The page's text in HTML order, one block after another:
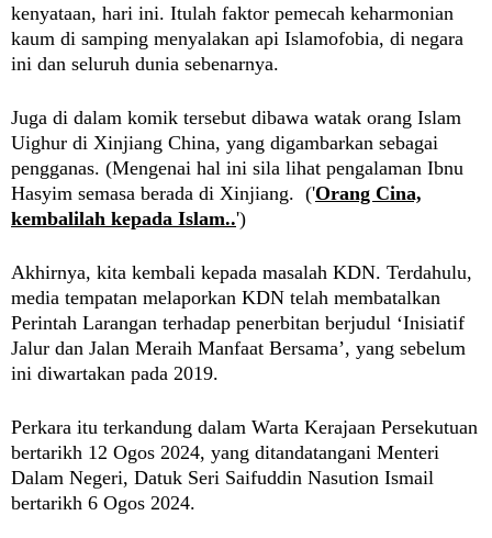
kenyataan, hari ini. Itulah faktor pemecah keharmonian
kaum di samping menyalakan api Islamofobia, di negara
ini dan seluruh dunia sebenarnya.
Juga di dalam komik tersebut dibawa watak orang Islam
Uighur di Xinjiang China, yang digambarkan sebagai
pengganas. (Mengenai hal ini sila lihat pengalaman Ibnu
Hasyim semasa berada di Xinjiang. ('Orang Cina,
kembalilah kepada Islam..')
Akhirnya, kita kembali kepada masalah KDN. Terdahulu,
media tempatan melaporkan KDN telah membatalkan
Perintah Larangan terhadap penerbitan berjudul ‘Inisiatif
Jalur dan Jalan Meraih Manfaat Bersama’, yang sebelum
ini diwartakan pada 2019.
Perkara itu terkandung dalam Warta Kerajaan Persekutuan
bertarikh 12 Ogos 2024, yang ditandatangani Menteri
Dalam Negeri, Datuk Seri Saifuddin Nasution Ismail
bertarikh 6 Ogos 2024.